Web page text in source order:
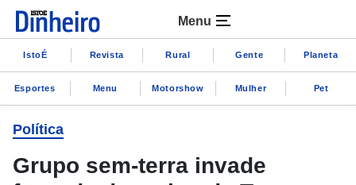
Menu
IstoÉ Revista Rural Gente Planeta
Esportes Menu Motorshow Mulher Pet
Política
Grupo sem-terra invade